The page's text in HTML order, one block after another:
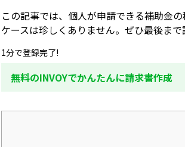
この記事では、個人が申請できる補助金
ケースは珍しくありません。ぜひ最後ま
1分で登録完了!
無料のINVOYでかんたんに請求書作成